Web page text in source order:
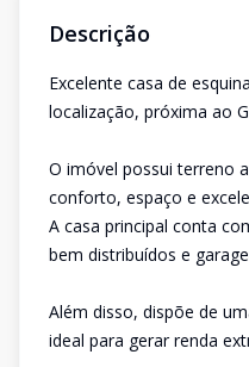
Descrição
Excelente casa de
localização, próxima ao
O imóvel possui terreno
conforto, espaço e
A casa principal conta
bem distribuídos e
Além disso, dispõe de
ideal para gerar renda